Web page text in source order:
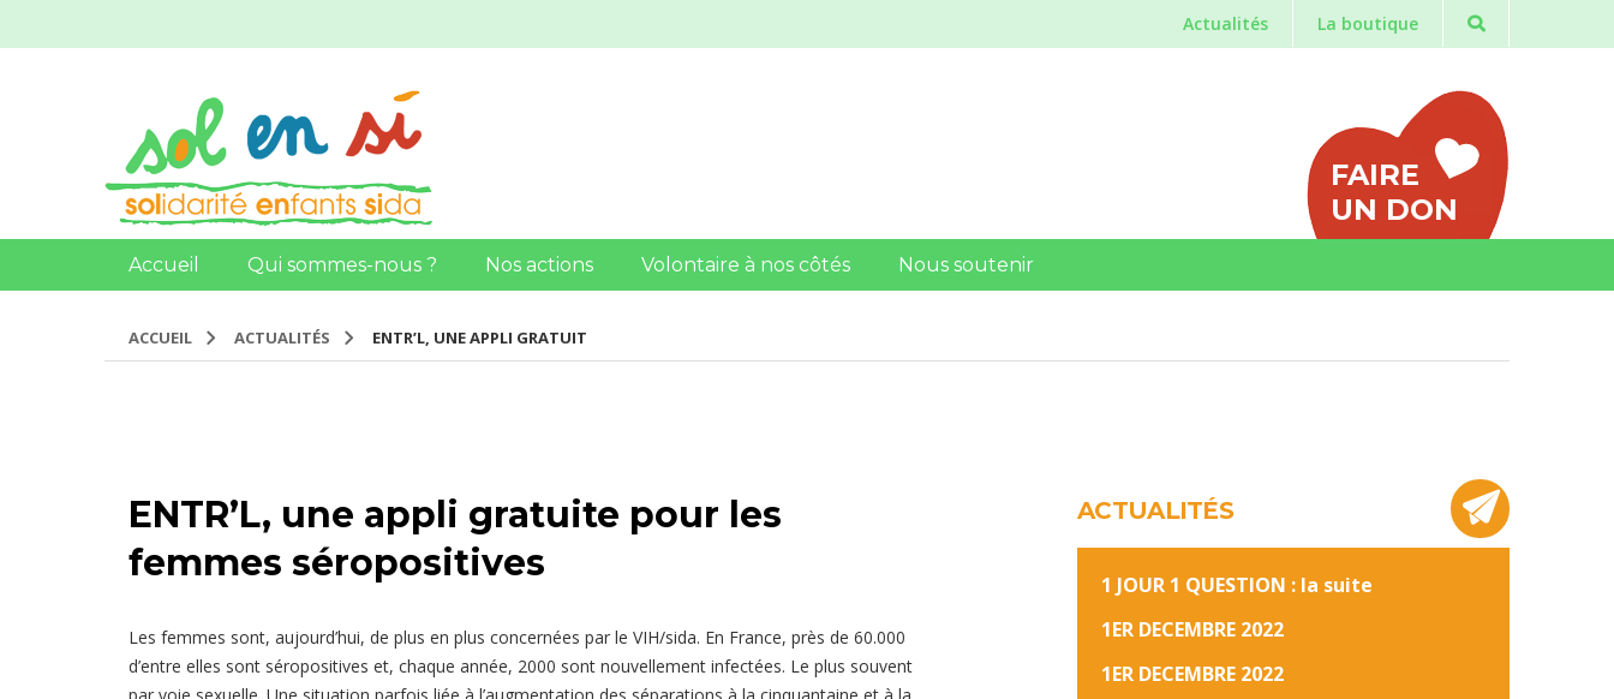
Actualités La boutique
FAIRE
UN DON
Accueil Qui sommes-nous ? Nos actions Volontaire à nos côtés Nous soutenir
ACCUEIL ACTUALITÉS ENTR’L, UNE APPLI GRATUIT
ENTR’L, une appli gratuite pour les
femmes séropositives
Les femmes sont, aujourd’hui, de plus en plus concernées par le VIH/sida. En France, près de 60.000
d’entre elles sont séropositives et, chaque année, 2000 sont nouvellement infectées. Le plus souvent
ACTUALITÉS
1 JOUR 1 QUESTION : la suite
1ER DECEMBRE 2022
1ER DECEMBRE 2022